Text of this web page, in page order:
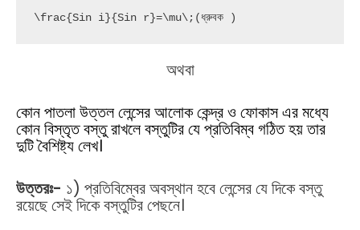
\frac{Sin i}{Sin r}=\mu\;(ধ্রুবক )
অথবা
কোন পাতলা উত্তল লেন্সের আলোক কেন্দ্র ও ফোকাস এর মধ্যে
কোন বিস্তৃত বস্তু রাখলে বস্তুটির যে প্রতিবিম্ব গঠিত হয় তার
দুটি বৈশিষ্ট্য লেখ।
উত্তরঃ- ১) প্রতিবিম্বের অবস্থান হবে লেন্সের যে দিকে বস্তু
রয়েছে সেই দিকে বস্তুটির পেছনে।